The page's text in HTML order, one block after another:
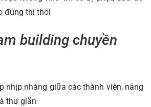
đúng thì thôi
building chuyền
nhịp nhàng giữa các thành viên, nâng
thư giãn